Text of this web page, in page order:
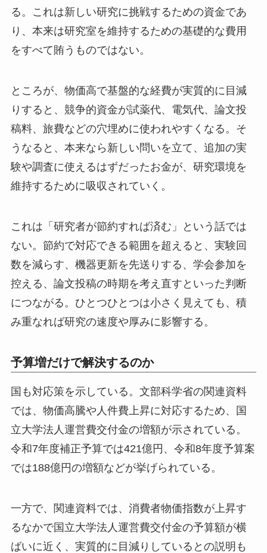
る。これは新しい研究に挑戦するための資金であ
り、本来は研究室を維持するための基礎的な費用
をすべて賄うものではない。
ところが、物価高で基盤的な経費が実質的に目減
りすると、競争的資金が試薬代、電気代、論文投
稿料、旅費などの穴埋めに使われやすくなる。そ
うなると、本来なら新しい問いを立て、追加の実
験や調査に使えるはずだったお金が、研究環境を
維持するために吸収されていく。
これは「研究者が節約すれば済む」という話では
ない。節約で対応できる範囲を超えると、実験回
数を減らす、機器更新を先送りする、学会参加を
控える、論文投稿の時期を考え直すといった判断
につながる。ひとつひとつは小さく見えても、積
み重なれば研究の速度や厚みに影響する。
予算増だけで解決するのか
国も対応策を示している。文部科学省の関連資料
では、物価高騰や人件費上昇に対応するため、国
立大学法人運営費交付金の増額が示されている。
令和7年度補正予算では421億円、令和8年度予算案
では188億円の増額などが挙げられている。
一方で、関連資料では、消費者物価指数が上昇す
るなかで国立大学法人運営費交付金の予算額が横
ばいに近く、実質的に目減りしているとの説明も